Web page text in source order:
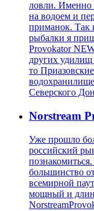
ловли. Именно
на водоем и
приманок. Так
рыбалки я
Provokator
других удилищ
то
Северского
Norstream
Уже прошло
российский
большинство
всемирной
мощный и